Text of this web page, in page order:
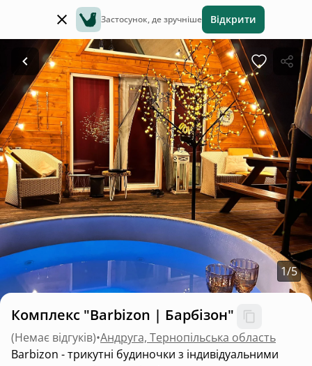
Застосунок, де зручніше Відкрити
1/5
Комплекс "Barbizon | Барбізон"
(Немає відгуків)•Андруга, Тернопільська область
Barbizon - трикутні будиночки з індивідуальними